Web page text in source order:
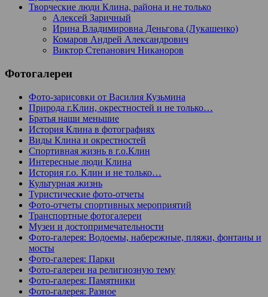
Творческие люди Клина, района и не только
Алексей Заричный
Ирина Владимировна Деньгова (Лукашенко)
Комаров Андрей Александрович
Виктор Степанович Никаноров
Фотогалереи
Фото-зарисовки от Василия Кузьмина
Природа г.Клин, окрестностей и не только…
Братья наши меньшие
История Клина в фотографиях
Виды Клина и окрестностей
Спортивная жизнь в г.о.Клин
Интересные люди Клина
История г.о. Клин и не только…
Культурная жизнь
Туристические фото-отчеты
Фото-отчеты спортивных мероприятий
Транспортные фотогалереи
Музеи и достопримечательности
Фото-галерея: Водоемы, набережные, пляжи, фонтаны и
мосты
Фото-галерея: Парки
Фото-галереи на религиозную тему
Фото-галерея: Памятники
Фото-галерея: Разное